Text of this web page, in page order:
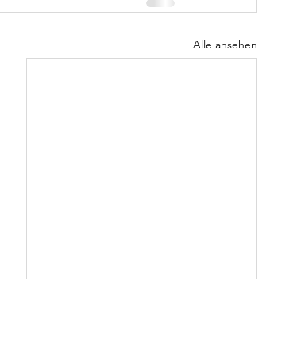
Alle ansehen